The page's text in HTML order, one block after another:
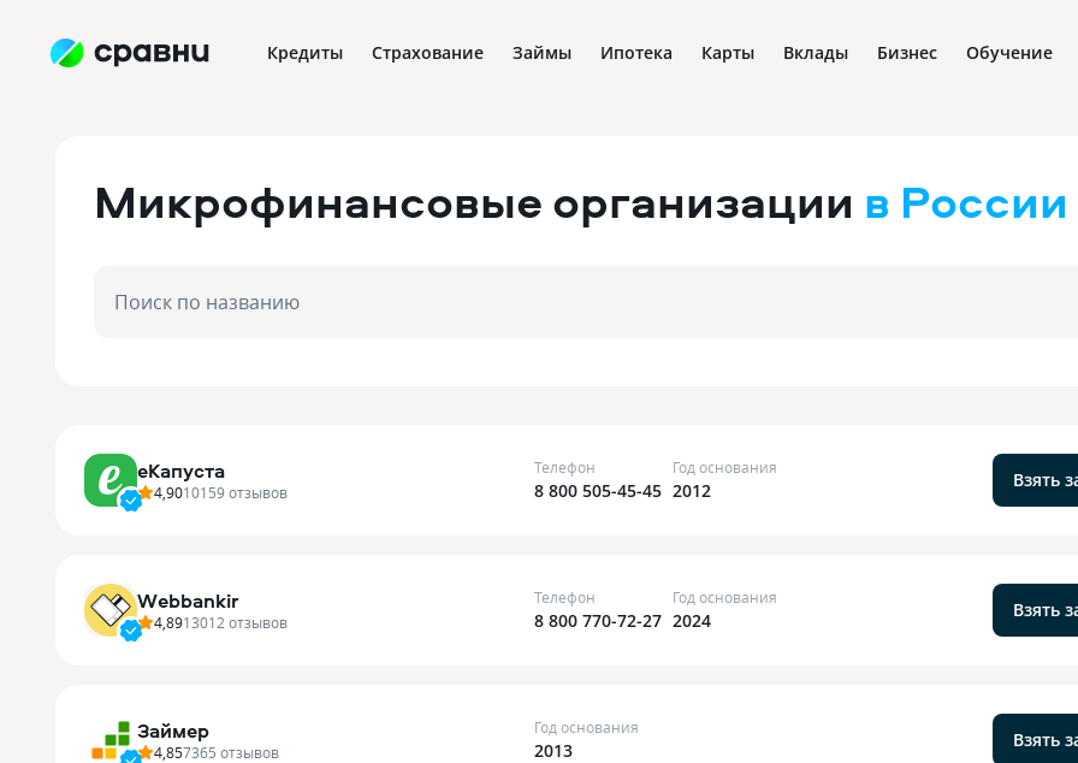
Кредиты Страхование Займы Ипотека Карты Вклады Бизнес Обучение
Микрофинансовые организации в России
Поиск по названию
еКапуста
4,9010159отзывов
Телефон
8 800 505-45-45
Год основания
2012 Взять
Webbankir
4,8913012 отзывов
Телефон
8 800 770-72-27
Год основания
2024 Взять
Займер
4,857365 отзывов
Год основания
2013 Взять